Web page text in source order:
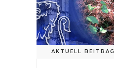
AKTUELL BEITRAG